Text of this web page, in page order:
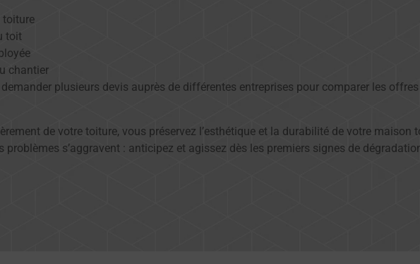
toiture
toit
chantier
demander plusieurs devis auprès de différentes entreprises pour comparer les
de votre toiture, vous préservez l’esthétique et la durabilité de votre maison
problèmes s’aggravent : anticipez et agissez dès les premiers signes de